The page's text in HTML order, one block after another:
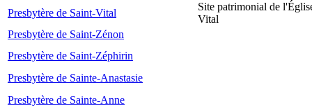
Presbytère de Saint-Vital
Site patrimonial de
Vital
Presbytère de Saint-Zénon
Presbytère de Saint-Zéphirin
Presbytère de Sainte-Anastasie
Presbytère de Sainte-Anne